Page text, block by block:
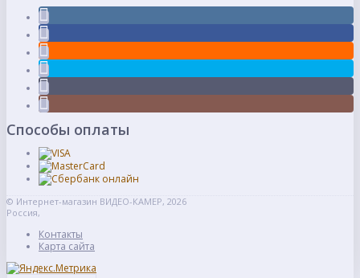
Способы оплаты
© Интернет-магазин ВИДЕО-КАМЕР, 2026
Россия,
Контакты
Карта сайта